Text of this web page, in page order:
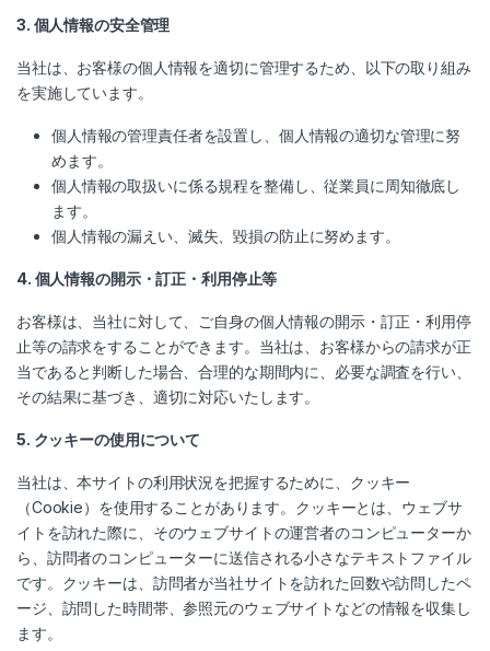
3. 個人情報の安全管理
当社は、お客様の個人情報を適切に管理するため、以下の取り組み
を実施しています。
個人情報の管理責任者を設置し、個人情報の適切な管理に努
めます。
個人情報の取扱いに係る規程を整備し、従業員に周知徹底し
ます。
個人情報の漏えい、滅失、毀損の防止に努めます。
4. 個人情報の開示・訂正・利用停止等
お客様は、当社に対して、ご自身の個人情報の開示・訂正・利用停
止等の請求をすることができます。当社は、お客様からの請求が正
当であると判断した場合、合理的な期間内に、必要な調査を行い、
その結果に基づき、適切に対応いたします。
5. クッキーの使用について
当社は、本サイトの利用状況を把握するために、クッキー
（Cookie）を使用することがあります。クッキーとは、ウェブサ
イトを訪れた際に、そのウェブサイトの運営者のコンピューターか
ら、訪問者のコンピューターに送信される小さなテキストファイル
です。クッキーは、訪問者が当社サイトを訪れた回数や訪問したペ
ージ、訪問した時間帯、参照元のウェブサイトなどの情報を収集し
ます。